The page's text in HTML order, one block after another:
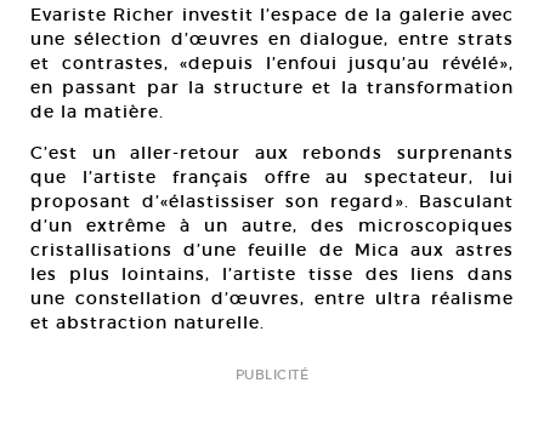
Evariste Richer investit l’espace de la galerie avec
une sélection d’œuvres en dialogue, entre strats
et contrastes, «depuis l’enfoui jusqu’au révélé»,
en passant par la structure et la transformation
de la matière.
C’est un aller-retour aux rebonds surprenants
que l’artiste français offre au spectateur, lui
proposant d’«élastissiser son regard». Basculant
d’un extrême à un autre, des microscopiques
cristallisations d’une feuille de Mica aux astres
les plus lointains, l’artiste tisse des liens dans
une constellation d’œuvres, entre ultra réalisme
et abstraction naturelle.
PUBLICITÉ